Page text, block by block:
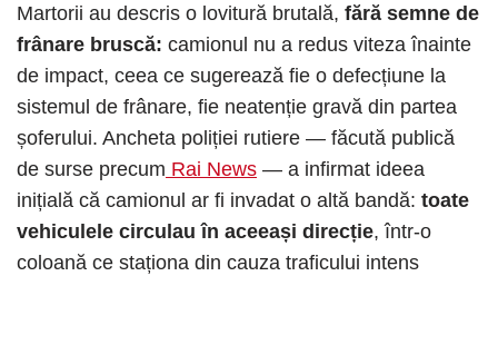
Martorii au descris o lovitură brutală, fără semne de
frânare bruscă: camionul nu a redus viteza înainte
de impact, ceea ce sugerează fie o defecțiune la
sistemul de frânare, fie neatenție gravă din partea
șoferului. Ancheta poliției rutiere — făcută publică
de surse precum Rai News — a infirmat ideea
inițială că camionul ar fi invadat o altă bandă: toate
vehiculele circulau în aceeași direcție, într-o
coloană ce staționa din cauza traficului intens